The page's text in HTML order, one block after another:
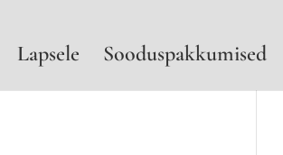
Lapsele Sooduspakkumised